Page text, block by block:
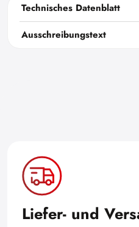
Technisches Datenblatt
Ausschreibungstext
Liefer- und